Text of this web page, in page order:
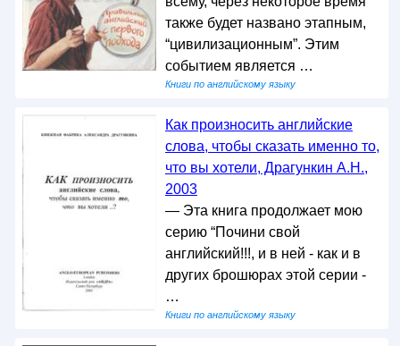
также будет названо этапным,
“цивилизационным”. Этим
событием является …
Книги по английскому языку
Как произносить английские
слова, чтобы сказать именно то,
что вы хотели, Драгункин А.Н.,
2003
— Эта книга продолжает мою
серию “Почини свой
английский!!!, и в ней - как и в
других брошюрах этой серии -
…
Книги по английскому языку